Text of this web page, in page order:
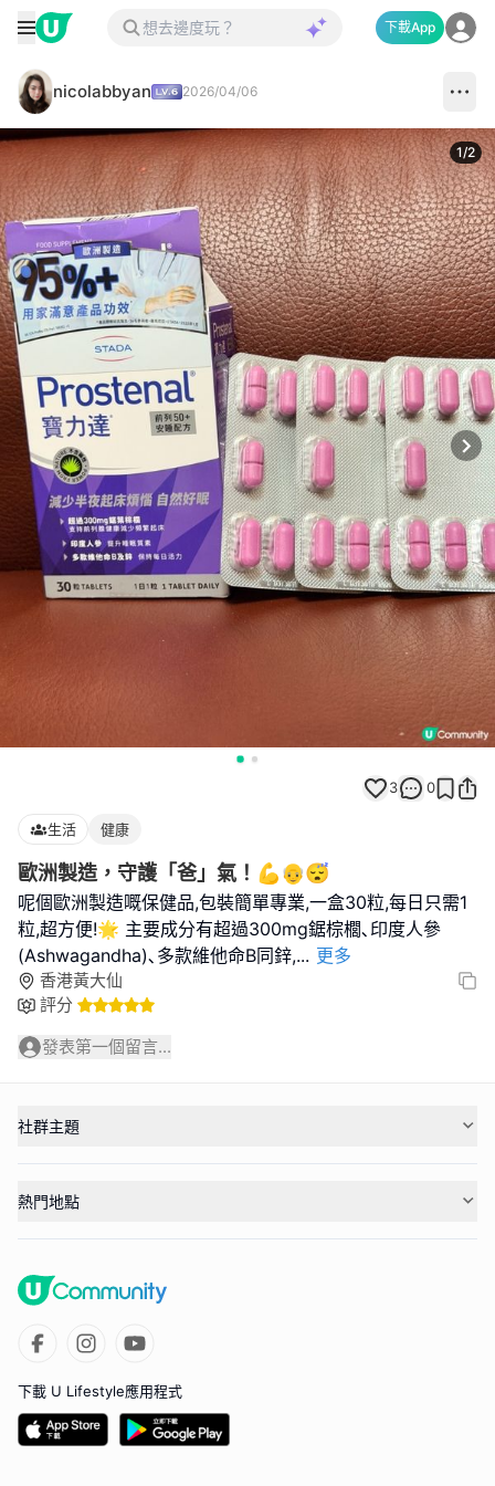
下載App
nicolabbyan 2026/04/06
1/2
3 0
生活 健康
歐洲製造，守護「爸」氣！💪👴😴
呢個歐洲製造嘅保健品,包裝簡單專業,一盒30粒,每日只需1
粒,超方便!🌟 主要成分有超過300mg鋸棕櫚､印度人參
(Ashwagandha)､多款維他命B同鋅,... 更多
香港黃大仙
評分
發表第一個留言...
社群主題
熱門地點
下載 U Lifestyle應用程式